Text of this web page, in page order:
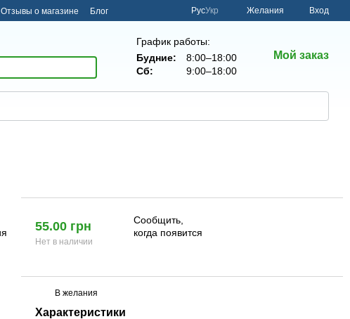
Отзывы о магазине
Блог
РусУкр Желания Вход
График работы:
Будние:
8:00–18:00
Сб:
9:00–18:00
Мой заказ
55.00 грн
Нет в наличии
Сообщить,
когда появится
В желания
Характеристики